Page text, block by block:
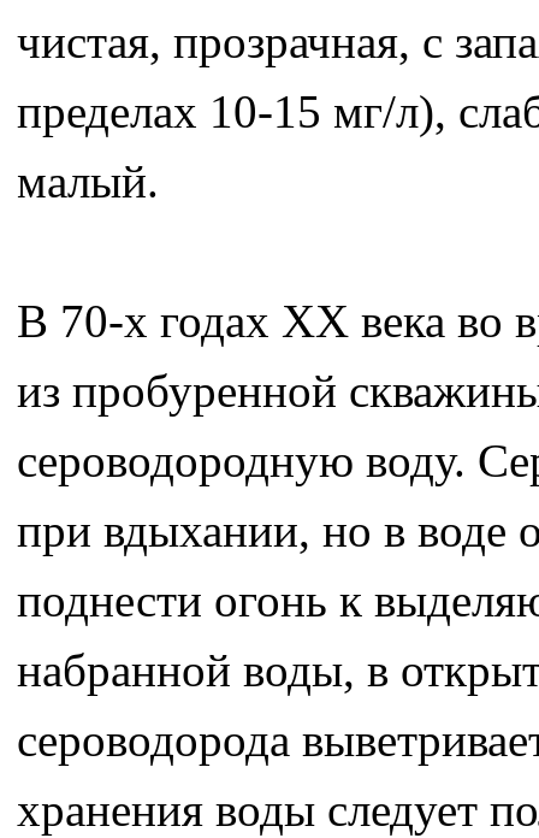
чистая, прозрачная, с
пределах 10-15 мг/л),
малый.
В 70-х годах XX века во
из пробуренной
сероводородную воду.
при вдыхании, но в воде
поднести огонь к
набранной воды, в
сероводорода
хранения воды следует